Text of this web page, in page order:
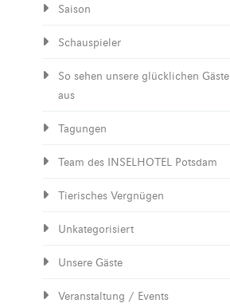
Saison
Schauspieler
So sehen unsere glücklichen Gäste
aus
Tagungen
Team des INSELHOTEL Potsdam
Tierisches Vergnügen
Unkategorisiert
Unsere Gäste
Veranstaltung / Events